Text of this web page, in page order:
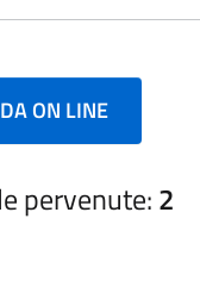
ON LINE
pervenute:2